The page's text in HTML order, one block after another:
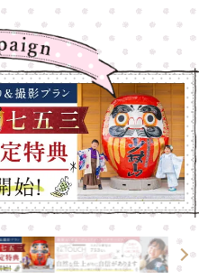
店
店
店
店